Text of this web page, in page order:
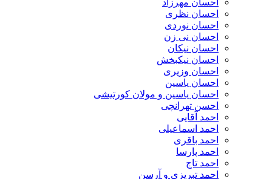
احسان نظری
احسان نوردی
احسان نی زن
احسان نیکان
احسان نیکبخش
احسان وزیری
احسان یاسین
احسان یاسین و مولان کورتیشی
احسن تهرانچی
احمد آقایی
احمد اسماعیلی
احمد باقری
احمد پارسا
احمد تاج
احمد تبریزی و آرسن